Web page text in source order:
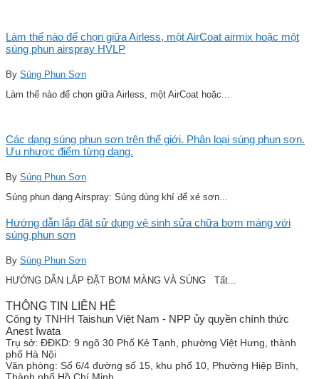
Làm thế nào để chọn giữa Airless, một AirCoat airmix hoặc một
súng phun airspray HVLP
By Súng Phun Sơn
Làm thế nào để chọn giữa Airless, một AirCoat hoặc...
Các dạng súng phun sơn trên thế giới. Phân loại súng phun sơn.
Ưu nhược điểm từng dạng.
By Súng Phun Sơn
Súng phun dạng Airspray: Súng dùng khí để xé sơn...
Hướng dẫn lắp đặt sử dụng vệ sinh sửa chữa bơm màng với
súng phun sơn
By Súng Phun Sơn
HƯỚNG DẪN LẮP ĐẶT BƠM MÀNG VÀ SÚNG Tất...
THÔNG TIN LIÊN HỆ
Công ty TNHH Taishun Việt Nam - NPP ủy quyền chính thức
Anest Iwata
Trụ sở: ĐĐKD: 9 ngõ 30 Phố Kẻ Tạnh, phường Việt Hưng, thành
phố Hà Nội
Văn phòng: Số 6/4 đường số 15, khu phố 10, Phường Hiệp Bình,